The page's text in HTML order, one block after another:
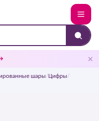
✕
шары/Цифры/